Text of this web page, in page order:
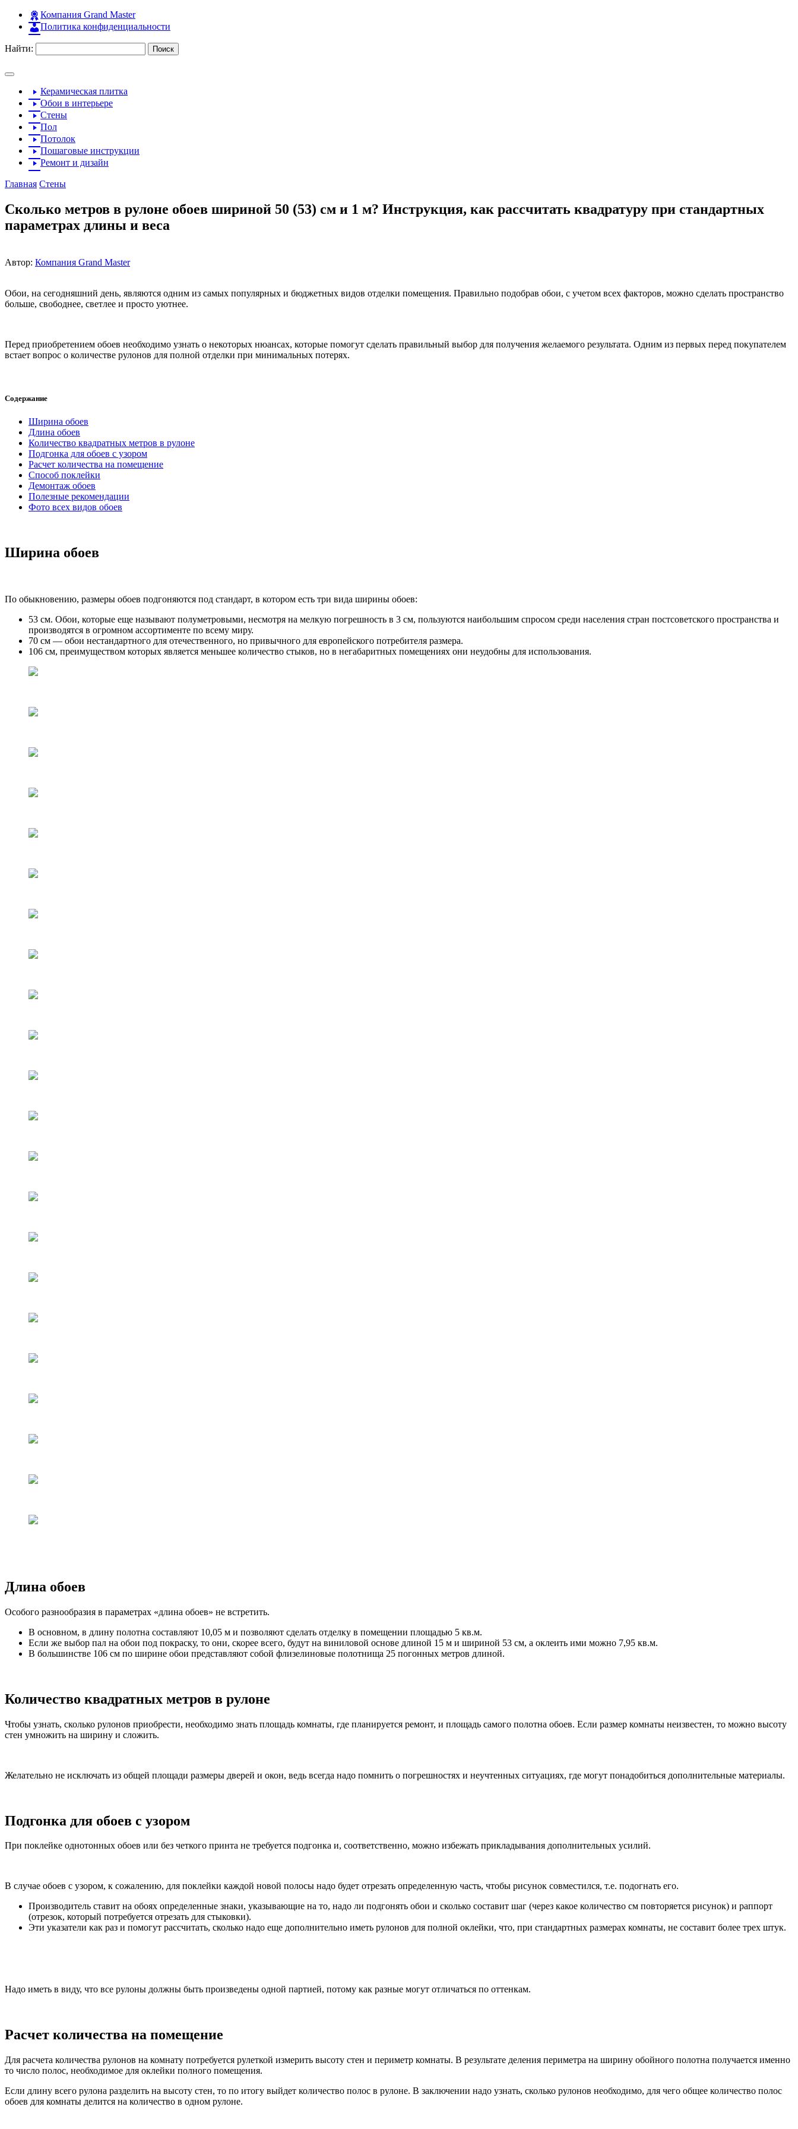
Компания Grand Master
Политика конфиденциальности
Найти:
Керамическая плитка
Обои в интерьере
Стены
Пол
Потолок
Пошаговые инструкции
Ремонт и дизайн
Главная Стены
Сколько метров в рулоне обоев шириной 50 (53) см и 1 м? Инструкция, как рассчитать квадратуру при стандартных
параметрах длины и веса
Автор: Компания Grand Master
Обои, на сегодняшний день, являются одним из самых популярных и бюджетных видов отделки помещения. Правильно подобрав обои, с учетом всех факторов, можно сделать пространство
больше, свободнее, светлее и просто уютнее.
Перед приобретением обоев необходимо узнать о некоторых нюансах, которые помогут сделать правильный выбор для получения желаемого результата. Одним из первых перед покупателем
встает вопрос о количестве рулонов для полной отделки при минимальных потерях.
Содержание
Ширина обоев
Длина обоев
Количество квадратных метров в рулоне
Подгонка для обоев с узором
Расчет количества на помещение
Способ поклейки
Демонтаж обоев
Полезные рекомендации
Фото всех видов обоев
Ширина обоев
По обыкновению, размеры обоев подгоняются под стандарт, в котором есть три вида ширины обоев:
53 см. Обои, которые еще называют полуметровыми, несмотря на мелкую погрешность в 3 см, пользуются наибольшим спросом среди населения стран постсоветского пространства и
производятся в огромном ассортименте по всему миру.
70 см — обои нестандартного для отечественного, но привычного для европейского потребителя размера.
106 см, преимуществом которых является меньшее количество стыков, но в негабаритных помещениях они неудобны для использования.
Длина обоев
Особого разнообразия в параметрах «длина обоев» не встретить.
В основном, в длину полотна составляют 10,05 м и позволяют сделать отделку в помещении площадью 5 кв.м.
Если же выбор пал на обои под покраску, то они, скорее всего, будут на виниловой основе длиной 15 м и шириной 53 см, а оклеить ими можно 7,95 кв.м.
В большинстве 106 см по ширине обои представляют собой флизелиновые полотнища 25 погонных метров длиной.
Количество квадратных метров в рулоне
Чтобы узнать, сколько рулонов приобрести, необходимо знать площадь комнаты, где планируется ремонт, и площадь самого полотна обоев. Если размер комнаты неизвестен, то можно высоту
стен умножить на ширину и сложить.
Желательно не исключать из общей площади размеры дверей и окон, ведь всегда надо помнить о погрешностях и неучтенных ситуациях, где могут понадобиться дополнительные материалы.
Подгонка для обоев с узором
При поклейке однотонных обоев или без четкого принта не требуется подгонка и, соответственно, можно избежать прикладывания дополнительных усилий.
В случае обоев с узором, к сожалению, для поклейки каждой новой полосы надо будет отрезать определенную часть, чтобы рисунок совместился, т.е. подогнать его.
Производитель ставит на обоях определенные знаки, указывающие на то, надо ли подгонять обои и сколько составит шаг (через какое количество см повторяется рисунок) и раппорт
(отрезок, который потребуется отрезать для стыковки).
Эти указатели как раз и помогут рассчитать, сколько надо еще дополнительно иметь рулонов для полной оклейки, что, при стандартных размерах комнаты, не составит более трех штук.
Надо иметь в виду, что все рулоны должны быть произведены одной партией, потому как разные могут отличаться по оттенкам.
Расчет количества на помещение
Для расчета количества рулонов на комнату потребуется рулеткой измерить высоту стен и периметр комнаты. В результате деления периметра на ширину обойного полотна получается именно
то число полос, необходимое для оклейки полного помещения.
Если длину всего рулона разделить на высоту стен, то по итогу выйдет количество полос в рулоне. В заключении надо узнать, сколько рулонов необходимо, для чего общее количество полос
обоев для комнаты делится на количество в одном рулоне.